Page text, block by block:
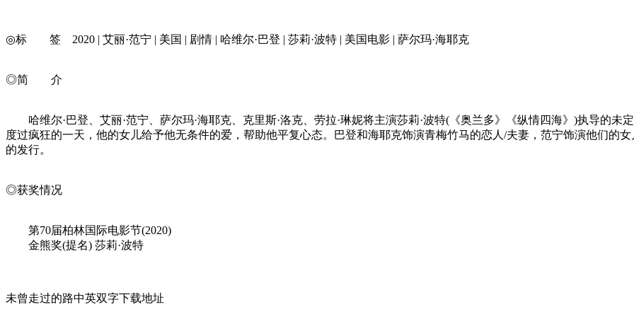
◎标 签 2020 | 艾丽·范宁 | 美国 | 剧情 | 哈维尔·巴登 | 莎莉·波特 | 美国电影 | 萨尔玛·海耶克
◎简 介
哈维尔·巴登、艾丽·范宁、萨尔玛·海耶克、克里斯·洛克、劳拉·琳妮将主演莎莉·波特(《奥兰多》《纵情四海》)执导的未
度过疯狂的一天，他的女儿给予他无条件的爱，帮助他平复心态。巴登和海耶克饰演青梅竹马的恋人/夫妻，范宁饰演他们的女
的发行。
◎获奖情况
第70届柏林国际电影节(2020)
金熊奖(提名) 莎莉·波特
未曾走过的路中英双字下载地址